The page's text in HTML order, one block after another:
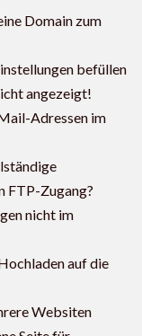
Domain zum
befüllen
angezeigt!
Adressen im
FTP-Zugang?
nicht im
auf die
Websiten